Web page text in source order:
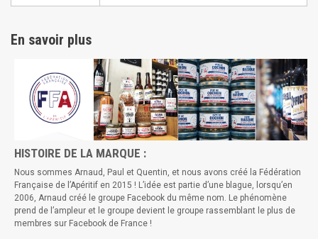
En savoir plus
HISTOIRE DE LA MARQUE :
Nous sommes Arnaud, Paul et Quentin, et nous avons créé la Fédération
Française de l’Apéritif en 2015 ! L’idée est partie d’une blague, lorsqu’en
2006, Arnaud créé le groupe Facebook du même nom. Le phénomène
prend de l’ampleur et le groupe devient le groupe rassemblant le plus de
membres sur Facebook de France !